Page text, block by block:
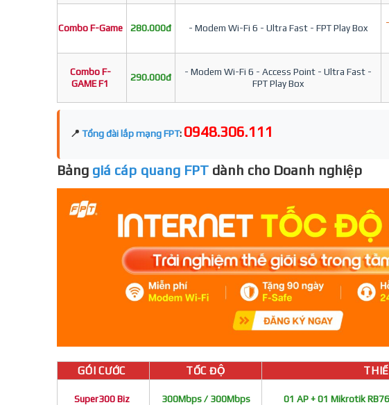
Combo F-Game 280.000đ - Modem Wi-Fi 6 - Ultra Fast - FPT Play Box
Combo F-
GAME F1
290.000đ
- Modem Wi-Fi 6 - Access Point - Ultra Fast -
FPT Play Box
📍 Tổng đài lắp mạng FPT: 0948.306.111
Bảng giá cáp quang FPT dành cho Doanh nghiệp
GÓI CƯỚC TỐC ĐỘ
Super300 Biz 300Mbps / 300Mbps 01 AP + 01 Mikrotik